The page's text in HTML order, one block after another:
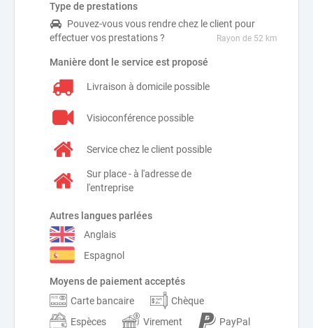
Type de prestations
Pouvez-vous vous rendre chez le client pour
effectuer vos prestations ?
Rayon de 52 km
Manière dont le service est proposé
Livraison à domicile possible
Visioconférence possible
Service chez le client possible
Sur place - à l'adresse de
l'entreprise
Autres langues parlées
Anglais
Espagnol
Moyens de paiement acceptés
Carte bancaire
Chèque
Espèces
Virement
PayPal